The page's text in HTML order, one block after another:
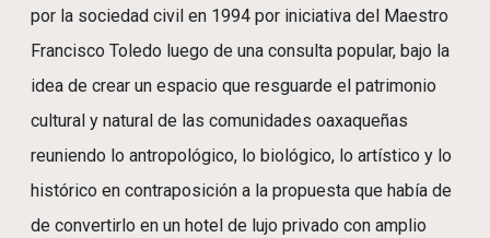
por la sociedad civil en 1994 por iniciativa del Maestro
Francisco Toledo luego de una consulta popular, bajo la
idea de crear un espacio que resguarde el patrimonio
cultural y natural de las comunidades oaxaqueñas
reuniendo lo antropológico, lo biológico, lo artístico y lo
histórico en contraposición a la propuesta que había de
de convertirlo en un hotel de lujo privado con amplio